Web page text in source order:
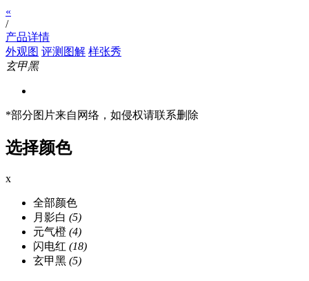
«
/
产品详情
外观图 评测图解 样张秀
玄甲黑
*部分图片来自网络，如侵权请联系删除
选择颜色
x
全部颜色
月影白 (5)
元气橙 (4)
闪电红 (18)
玄甲黑 (5)